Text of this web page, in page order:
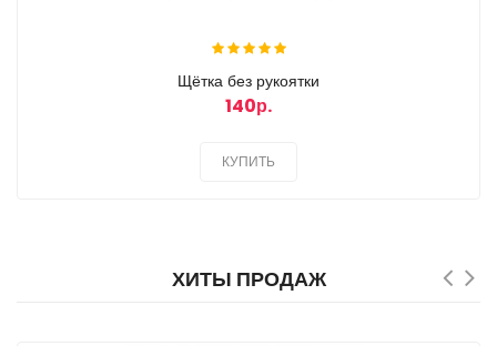
Щётка без рукоятки
140р.
КУПИТЬ
ХИТЫ ПРОДАЖ